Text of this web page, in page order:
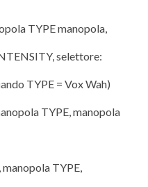
TYPE manopola,
selettore:
TYPE = Vox Wah)
TYPE, manopola
TYPE,